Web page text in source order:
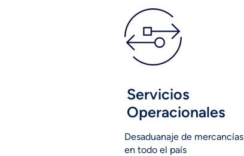
Servicios
Operacionales
Desaduanaje de mercancías
en todo el país​